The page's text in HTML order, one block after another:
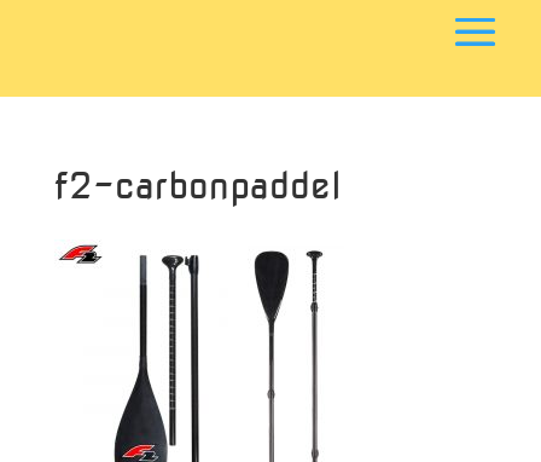
f2-carbonpaddel